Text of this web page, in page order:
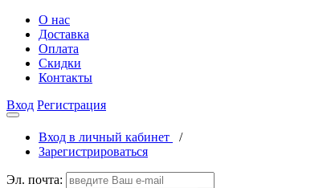
О нас
Доставка
Оплата
Скидки
Контакты
Вход Регистрация
Вход в личный кабинет
/
Зарегистрироваться
Эл. почта: